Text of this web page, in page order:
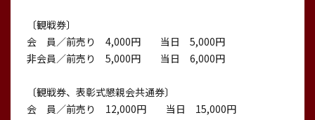
〔観戦券〕
会 員／前売り 4,000円 当日 5,000円
非会員／前売り 5,000円 当日 6,000円
〔観戦券、表彰式懇親会共通券〕
会 員／前売り 12,000円 当日 15,000円